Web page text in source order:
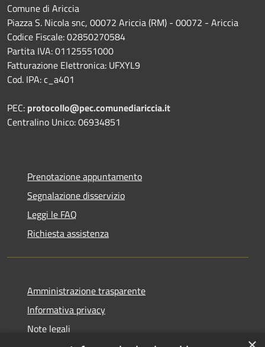
Comune di Ariccia
Piazza S. Nicola snc, 00072 Ariccia (RM) - 00072 - Ariccia
Codice Fiscale: 02850270584
Partita IVA: 01125551000
Fatturazione Elettronica: UFXYL9
Cod. IPA: c_a401
PEC: protocollo@pec.comunediariccia.it
Centralino Unico: 06934851
Prenotazione appuntamento
Segnalazione disservizio
Leggi le FAQ
Richiesta assistenza
Amministrazione trasparente
Informativa privacy
Note legali